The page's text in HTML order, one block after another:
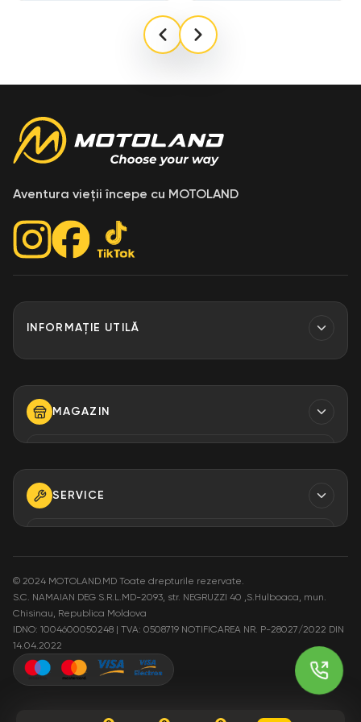
2025 CFMOTO 125NK ABS este alegerea perfectă
pentru cei care caută o motocicletă elegantă și
calitatea excelentă a călătoriei și confortul, făcându-l o
alegere excelentă pentru motocicliști începători și
Aventura vieții începe cu MOTOLAND
INFORMAȚIE UTILĂ
Despre Noi
MAGAZIN
+373 79 923 304
+373 79 923 306
E-MAIL
info@motoland.md
str. Pietrăriei 3A
SERVICE
+373 79 923 301
E-MAIL
service@motoland.md
ADRESA
Moldova or. Chisinau,
© 2024 MOTOLAND.MD Toate drepturile rezervate.
S.C. NAMAIAN DEG S.R.L.MD-2093, str. NEGRUZZI 40 ,S.Hulboaca, mun.
Chisinau, Republica Moldova
IDNO: 1004600050248 | TVA: 0508719 NOTIFICAREA NR. P-28027/2022 DIN
14.04.2022